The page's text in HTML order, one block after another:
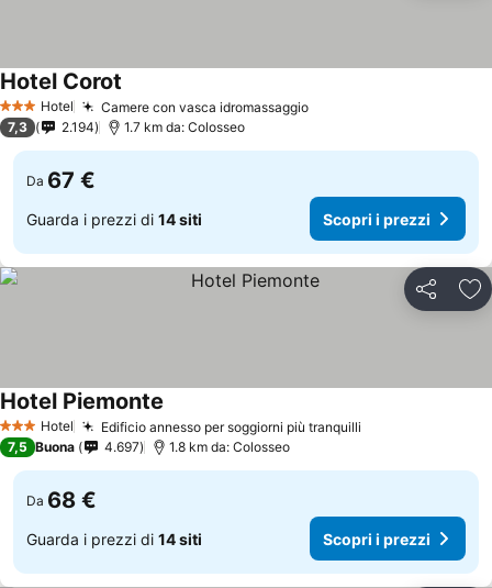
3 StelleHotel Camere con vasca idromassaggio
Hotel Corot
7,3 2.194 1.7 km da: Colosseo
Da 67 €
Guarda i prezzi di 14 siti Scopri i prezzi
Condividi
3 StelleHotel Edificio annesso per soggiorni più tranquilli
Hotel Piemonte
7,5 Buona 4.697 1.8 km da: Colosseo
Da 68 €
Guarda i prezzi di 14 siti Scopri i prezzi